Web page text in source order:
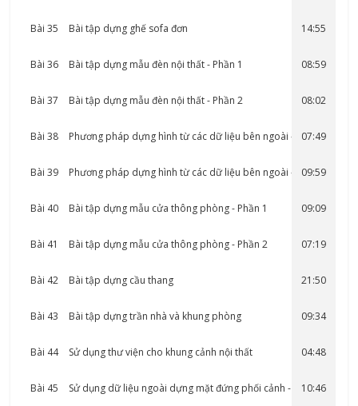
Bài 35 Bài tập dựng ghế sofa đơn 14:55
Bài 36 Bài tập dựng mẫu đèn nội thất - Phần 1 08:59
Bài 37 Bài tập dựng mẫu đèn nội thất - Phần 2 08:02
Bài 38 Phương pháp dựng hình từ các dữ liệu bên ngoài - Phần 1
07:49
Bài 39 Phương pháp dựng hình từ các dữ liệu bên ngoài - Phần 2
09:59
Bài 40 Bài tập dựng mẫu cửa thông phòng - Phần 1 09:09
Bài 41 Bài tập dựng mẫu cửa thông phòng - Phần 2 07:19
Bài 42 Bài tập dựng cầu thang 21:50
Bài 43 Bài tập dựng trần nhà và khung phòng 09:34
Bài 44 Sử dụng thư viện cho khung cảnh nội thất 04:48
Bài 45 Sử dụng dữ liệu ngoài dựng mặt đứng phối cảnh - Phần 1
10:46